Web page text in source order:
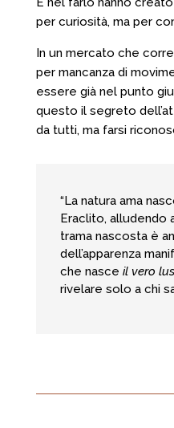
per curiosità, ma per
In un mercato che
per mancanza di
essere già nel punto
questo il segreto
da tutti, ma farsi
“La natura ama
Eraclito,
trama nascosta è
dell’apparenza
che nasce il vero
rivelare solo a chi